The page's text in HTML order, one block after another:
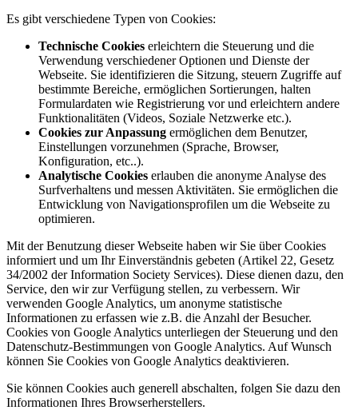
Es gibt verschiedene Typen von Cookies:
Technische Cookies erleichtern die Steuerung und die
Verwendung verschiedener Optionen und Dienste der
Webseite. Sie identifizieren die Sitzung, steuern Zugriffe auf
bestimmte Bereiche, ermöglichen Sortierungen, halten
Formulardaten wie Registrierung vor und erleichtern andere
Funktionalitäten (Videos, Soziale Netzwerke etc.).
Cookies zur Anpassung ermöglichen dem Benutzer,
Einstellungen vorzunehmen (Sprache, Browser,
Konfiguration, etc..).
Analytische Cookies erlauben die anonyme Analyse des
Surfverhaltens und messen Aktivitäten. Sie ermöglichen die
Entwicklung von Navigationsprofilen um die Webseite zu
optimieren.
Mit der Benutzung dieser Webseite haben wir Sie über Cookies
informiert und um Ihr Einverständnis gebeten (Artikel 22, Gesetz
34/2002 der Information Society Services). Diese dienen dazu, den
Service, den wir zur Verfügung stellen, zu verbessern. Wir
verwenden Google Analytics, um anonyme statistische
Informationen zu erfassen wie z.B. die Anzahl der Besucher.
Cookies von Google Analytics unterliegen der Steuerung und den
Datenschutz-Bestimmungen von Google Analytics. Auf Wunsch
können Sie Cookies von Google Analytics deaktivieren.
Sie können Cookies auch generell abschalten, folgen Sie dazu den
Informationen Ihres Browserherstellers.